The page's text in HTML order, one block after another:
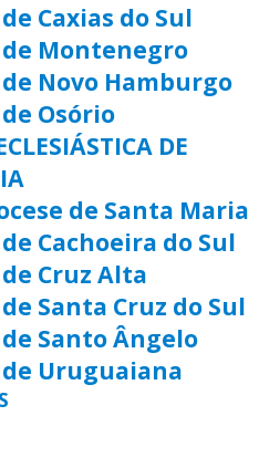
Caxias do Sul
de Montenegro
Novo Hamburgo
Osório
DE
de Santa Maria
Cachoeira do Sul
Cruz Alta
Santa Cruz do Sul
Santo Ângelo
de Uruguaiana